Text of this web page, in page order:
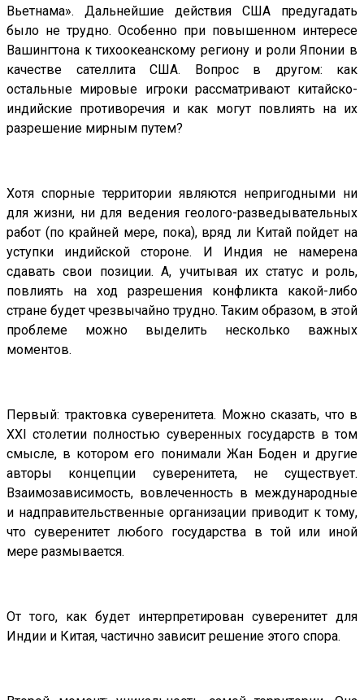
Вьетнама». Дальнейшие действия США предугадать
было не трудно. Особенно при повышенном интересе
Вашингтона к тихоокеанскому региону и роли Японии в
качестве сателлита США. Вопрос в другом: как
остальные мировые игроки рассматривают китайско-
индийские противоречия и как могут повлиять на их
разрешение мирным путем?
Хотя спорные территории являются непригодными ни
для жизни, ни для ведения геолого-разведывательных
работ (по крайней мере, пока), вряд ли Китай пойдет на
уступки индийской стороне. И Индия не намерена
сдавать свои позиции. А, учитывая их статус и роль,
повлиять на ход разрешения конфликта какой-либо
стране будет чрезвычайно трудно. Таким образом, в этой
проблеме можно выделить несколько важных
моментов.
Первый: трактовка суверенитета. Можно сказать, что в
XXI столетии полностью суверенных государств в том
смысле, в котором его понимали Жан Боден и другие
авторы концепции суверенитета, не существует.
Взаимозависимость, вовлеченность в международные
и надправительственные организации приводит к тому,
что суверенитет любого государства в той или иной
мере размывается.
От того, как будет интерпретирован суверенитет для
Индии и Китая, частично зависит решение этого спора.